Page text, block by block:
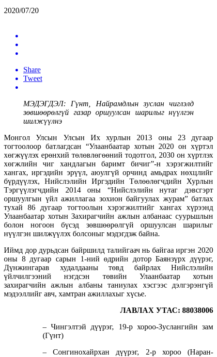
2020/07/20
Share
Tweet
МЭДЭГДЭЛ: Гүнт, Найрамдлын зуслан чиглэлд
зөвшөөрөлгүй газар оршуулсан шарилыг нүүлгэн
шилжүүлнэ
Монгол Улсын Улсын Их хурлын 2013 оны 23 дугаар
тогтоолоор батлагдсан “Улаанбаатар хотын 2020 он хүртэл
хөгжүүлэх ерөнхий төлөвлөгөөний тодотгол, 2030 он хүртлэх
хөгжлийн чиг хандлагын баримт бичиг”-н хэрэгжилтийг
хангах, иргэдийн эрүүл, аюулгүй орчинд амьдрах нөхцлийг
бүрдүүлэх, Нийслэлийн Иргэдийн Төлөөлөгчдийн Хурлын
Тэргүүлэгчдийн 2014 оны “Нийслэлийн нутаг дэвсгэрт
оршуулгын үйл ажиллагаа зохион байгуулах журам” батлах
тухай 86 дугаар тогтоолын хэрэгжилтийг хангах хүрээнд
Улаанбаатар хотын Захирагчийн ажлын албанаас суурьшлын
болон ногоон бүсэд зөвшөөрөлгүй оршуулсан шарилыг
нүүлгэн шилжүүлэх болсоныг мэдэгдэж байна.
Иймд дор дурьдсан байршилд талийгаач нь байгаа иргэн 2020
оны 8 дугаар сарын 1-ний өдрийн дотор Баянзүрх дүүрэг,
Дүнжингарав худалдааны төвд байрлах Нийслэлийн
үйлчилгээний нэгдсэн төвийн Улаанбаатар хотын
захирагчийн ажлын албаны таниулах хэсгээс дэлгэрэнгүй
мэдээллийг авч, хамтран ажиллахыг хүсье.
ЛАВЛАХ УТАС: 88038006
– Чингэлтэй дүүрэг, 19-р хороо-Зуслангийн зам
(Гүнт)
– Сонгинохайрхан дүүрэг, 2-р хороо (Наран-